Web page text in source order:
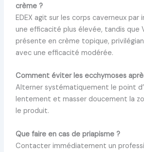
crème ?
EDEX agit sur les corps caverneux
une efficacité plus élevée, tandis que
présente en crème topique,
avec une efficacité modérée.
Comment éviter les ecchymoses
Alterner systématiquement le point
lentement et masser doucement la
le produit.
Que faire en cas de priapisme ?
Contacter immédiatement un